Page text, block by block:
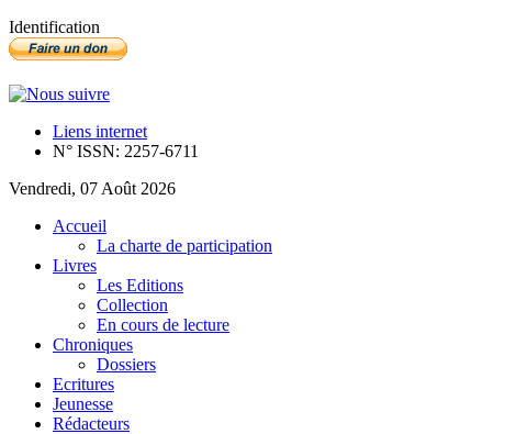
Identification
Liens internet
N° ISSN: 2257-6711
Vendredi, 07 Août 2026
Accueil
La charte de participation
Livres
Les Editions
Collection
En cours de lecture
Chroniques
Dossiers
Ecritures
Jeunesse
Rédacteurs